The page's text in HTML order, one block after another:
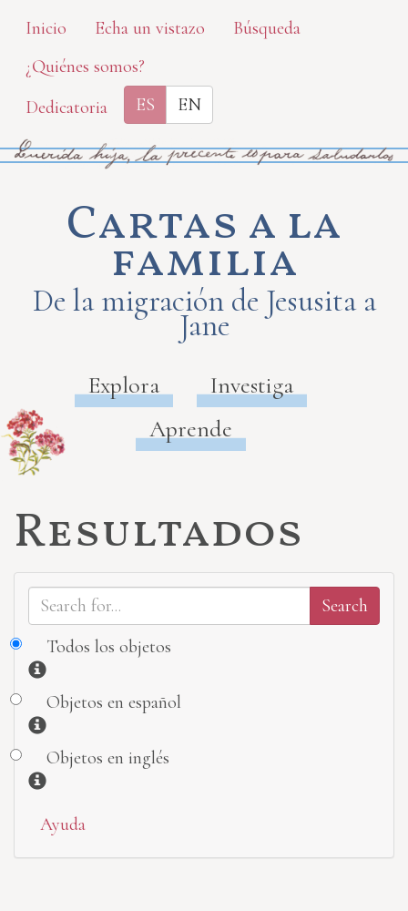
Skip
main
content
Inicio Echa un vistazo
Búsqueda
¿Quiénes somos?
Dedicatoria
ES EN
Cartas a la
familia
De la migración de Jesusita a
Jane
Explora
Investiga
Aprende
Resultados
Todos los objetos
Información
Objetos en español
Información
Objetos en inglés
Información
Ayuda